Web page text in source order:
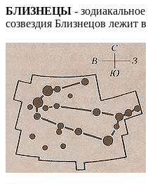
БЛИЗНЕЦЫ -
созвездия Близнецов лежит